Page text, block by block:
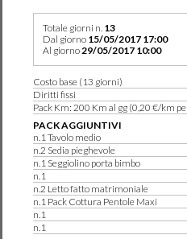
Totale giorni n. 13
Dal giorno 15/05/2017 17:00
Al giorno29/05/2017 10:00
Costo base (13 giorni)
Diritti fissi
Pack Km: 200 Km al gg (0,20 €/km
PACK AGGIUNTIVI
n.1 Tavolo medio
n.2 Sedia pieghevole
n.1 Seggiolino porta bimbo
n.1
n.2 Letto fatto matrimoniale
n.1 Pack Cottura Pentole Maxi
n.1
n.1